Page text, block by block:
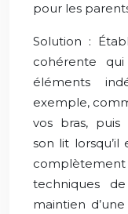
pour les
Solution :
cohérente
éléments
exemple,
vos bras, puis
son lit
techniques
maintien